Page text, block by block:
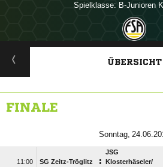
Spielklasse: B-Junioren
ANZEIGE
ÜBERSICHT
FINALE

 SG Zeitz-Tröglitz :
JSG
Klosterhäseler/​